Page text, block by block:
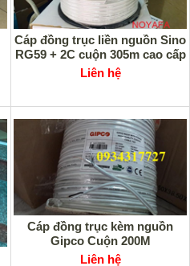
Cáp đồng trục liền nguồn Sino
RG59 + 2C cuộn 305m cao cấp
Liên hệ
Cáp đồng trục kèm nguồn
Gipco Cuộn 200M
Liên hệ